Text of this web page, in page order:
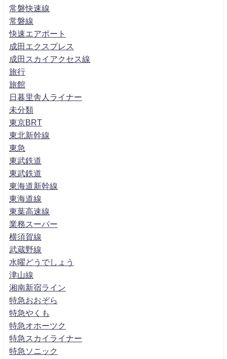
常磐快速線
常磐線
快速エアポート
成田エクスプレス
成田スカイアクセス線
旅行
旅館
日暮里舎人ライナー
未分類
東京BRT
東北新幹線
東急
東武鉄道
東武鉄道
東海道新幹線
東海道線
東葉高速線
業務スーパー
横須賀線
武蔵野線
水曜どうでしょう
津山線
湘南新宿ライン
特急おおぞら
特急やくも
特急オホーツク
特急スカイライナー
特急ソニック